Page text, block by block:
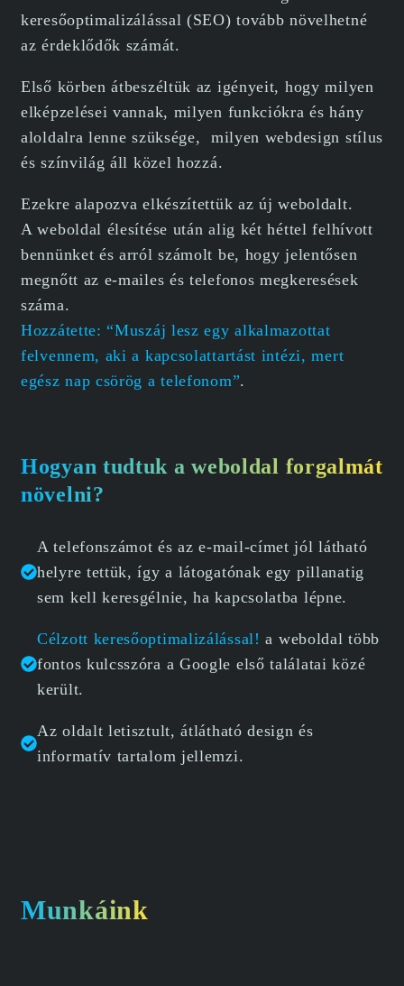
keresőoptimalizálással (SEO) tovább növelhetné
az érdeklődők számát.
Első körben átbeszéltük az igényeit, hogy milyen
elképzelései vannak, milyen funkciókra és hány
aloldalra lenne szüksége, milyen webdesign stílus
és színvilág áll közel hozzá.
Ezekre alapozva elkészítettük az új weboldalt.
A weboldal élesítése után alig két héttel felhívott
bennünket és arról számolt be, hogy jelentősen
megnőtt az e-mailes és telefonos megkeresések
száma.
Hozzátette: “Muszáj lesz egy alkalmazottat
felvennem, aki a kapcsolattartást intézi, mert
egész nap csörög a telefonom”.
Hogyan tudtuk a weboldal forgalmát
növelni?
A telefonszámot és az e-mail-címet jól látható
helyre tettük, így a látogatónak egy pillanatig
sem kell keresgélnie, ha kapcsolatba lépne.
Célzott keresőoptimalizálással! a weboldal több
fontos kulcsszóra a Google első találatai közé
került.
Az oldalt letisztult, átlátható design és
informatív tartalom jellemzi.
Munkáink